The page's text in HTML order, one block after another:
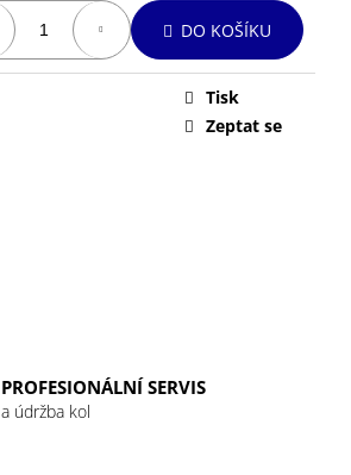
DO KOŠÍKU
Tisk
Zeptat se
PROFESIONÁLNÍ SERVIS
a údržba kol